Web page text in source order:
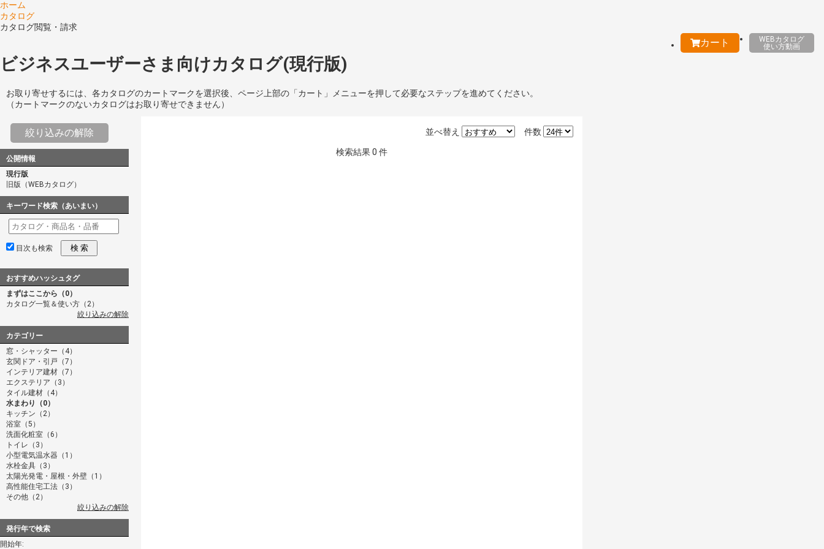
ホーム
カタログ
カタログ閲覧・請求
カート
WEBカタログ
使い方動画
ビジネスユーザーさま向けカタログ(現行版)
お取り寄せするには、各カタログのカートマークを選択後、ページ上部の「カート」メニューを押して必要なステップを進めてください。
（カートマークのないカタログはお取り寄せできません）
絞り込みの解除
公開情報
現行版
旧版（WEBカタログ）
キーワード検索（あいまい）
目次も検索 検 索
おすすめハッシュタグ
まずはここから（0）
カタログ一覧＆使い方（2）
絞り込みの解除
カテゴリー
窓・シャッター（4）
玄関ドア・引戸（7）
インテリア建材（7）
エクステリア（3）
タイル建材（4）
水まわり（0）
キッチン（2）
浴室（5）
洗面化粧室（6）
トイレ（3）
小型電気温水器（1）
水栓金具（3）
太陽光発電・屋根・外壁（1）
高性能住宅工法（3）
その他（2）
絞り込みの解除
発行年で検索
開始年:
件数
並べ替え
検索結果0 件